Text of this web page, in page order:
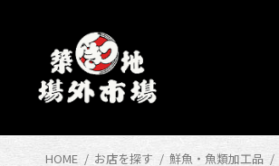
HOME お店を探す 鮮魚・魚類加工品